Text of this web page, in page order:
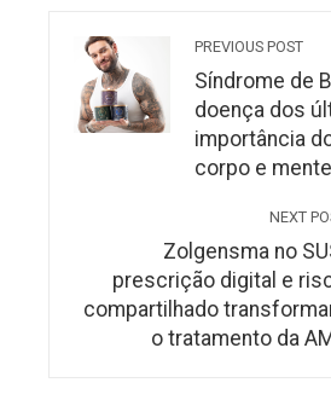
PREVIOUS POST
Síndrome de
doença dos
importância
corpo e mente
NEXT
Zolgensma no
prescrição digital e
compartilhado
o tratamento da